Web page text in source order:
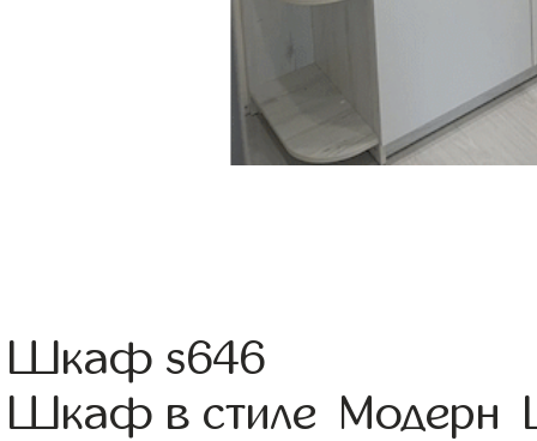
Шкаф s646
Шкаф в стиле Модерн